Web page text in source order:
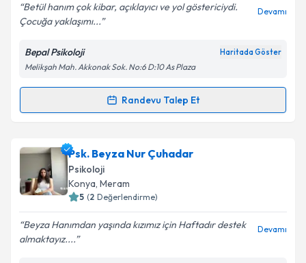
Betül hanım çok kibar, açıklayıcı ve yol göstericiydi.
Çocuğa yaklaşımı...
Devamı
Bepal Psikoloji Haritada Göster
Melikşah Mah. Akkonak Sok. No:6 D:10 As Plaza
Randevu Talep Et
Randevu Takvimi Talebi
Klinik Psikolog Betül Palancıiçin randevu takvimi
talebi oluşturun. Size bu uzmandan randevu almanız
için bir takvim hazırlandığında e-posta ile
bilgilendireceğiz.
E-posta Adresiniz
Psk. Beyza Nur Çuhadar
Psikoloji
Konya, Meram
5 (2 Değerlendirme)
Beyza Hanımdan yaşında kızımız için Haftadır destek
almaktayız....
Devamı